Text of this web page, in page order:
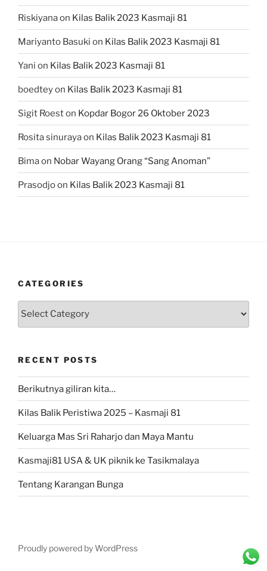
Riskiyanaon Kilas Balik 2023 Kasmaji 81
Mariyanto Basuki on Kilas Balik 2023 Kasmaji 81
Yani on Kilas Balik 2023 Kasmaji 81
boedteyon Kilas Balik 2023 Kasmaji 81
Sigit Roeston Kopdar Bogor 26 Oktober 2023
Rosita sinurayaon Kilas Balik 2023 Kasmaji 81
Bimaon Nobar Wayang Orang “Sang Anoman”
Prasodjoon Kilas Balik 2023 Kasmaji 81
CATEGORIES
Categories
RECENT POSTS
Berikutnya giliran kita…
Kilas Balik Peristiwa 2025 – Kasmaji 81
Keluarga Mas Sri Raharjo dan Maya Mantu
Kasmaji81 USA & UK piknik ke Tasikmalaya
Tentang Karangan Bunga
Proudly powered by WordPress